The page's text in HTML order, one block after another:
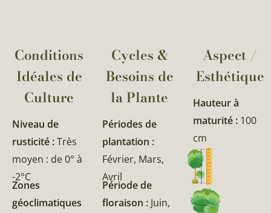
Conditions
Idéales de
Culture
Niveau de
rusticité :Très
moyen : de 0° à
-2°C
Zones
géoclimatiques
Cycles &
Besoins de
la Plante​
Périodes de
plantation :
Février, Mars,
Avril
Période de
floraison : Juin,
Aspect /
Esthétique
Hauteur à
maturité : 100
cm